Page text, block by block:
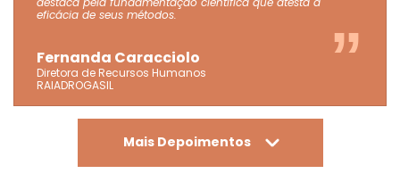
destaca pela fundamentação científica que atesta a
eficácia de seus métodos.
Fernanda Caracciolo
Diretora de Recursos Humanos
RAIADROGASIL
Mais Depoimentos